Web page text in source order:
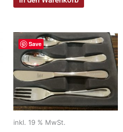
Save
inkl. 19 % MwSt.